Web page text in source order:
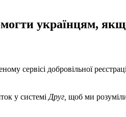
українцям,
сервісі добровільної
у системі Друг, щоб ми